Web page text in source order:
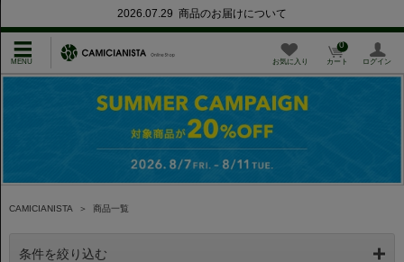
2026.07.29 商品のお届けについて
お気に入り カート
0
ログイン
CAMICIANISTA ＞ 商品一覧
条件を絞り込む